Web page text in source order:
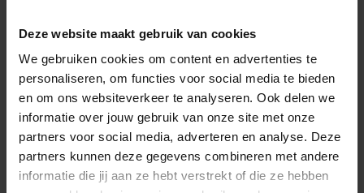
Deze website maakt gebruik van cookies
We gebruiken cookies om content en advertenties te
personaliseren, om functies voor social media te bieden
en om ons websiteverkeer te analyseren. Ook delen we
informatie over jouw gebruik van onze site met onze
partners voor social media, adverteren en analyse. Deze
partners kunnen deze gegevens combineren met andere
informatie die jij aan ze hebt verstrekt of die ze hebben
Treinen rijden weer tussen Ede-
Wageningen - Wolfheze
17 juni 2026